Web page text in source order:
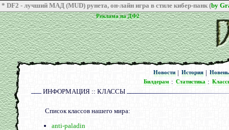
* DF2 - лучший МАД (MUD) рунета, он-лайн игра в стиле кибер-панк (by
Реклама на ДФ2
Реклама на ДФ2
Новости
Новости| История
История |
Билдерам
Билдерам : Статистика
Статистика :
ИНФОРМАЦИЯ :: КЛАССЫ
Список классов нашего мира:
anti-paladin